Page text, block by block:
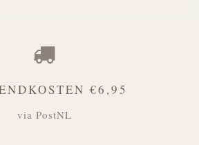
€6,95
via PostNL